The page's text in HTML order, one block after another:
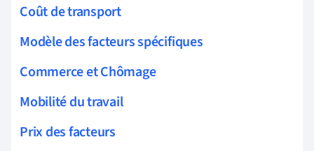
Coût de transport
Modèle des facteurs spécifiques
Commerce et Chômage
Mobilité du travail
Prix des facteurs